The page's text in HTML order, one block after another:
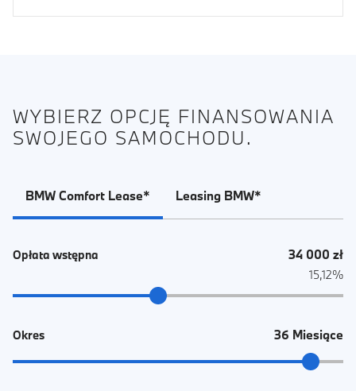
WYBIERZ OPCJĘ FINANSOWANIA
SWOJEGO SAMOCHODU.
BMW Comfort Lease* Leasing BMW*
Opłata wstępna 34 000 zł
15,12%
Okres 36 Miesiące